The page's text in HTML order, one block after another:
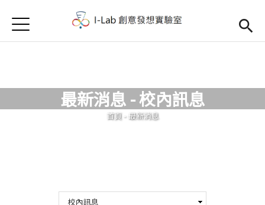
首頁
首頁
Open submenu (關於我們)
Jump to Main content
最新消息 - 校內訊息
您在這裡
首頁 - 最新消息